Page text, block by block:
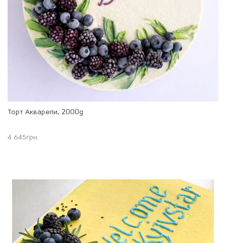
Торт Акварели, 2000g
4 645грн.